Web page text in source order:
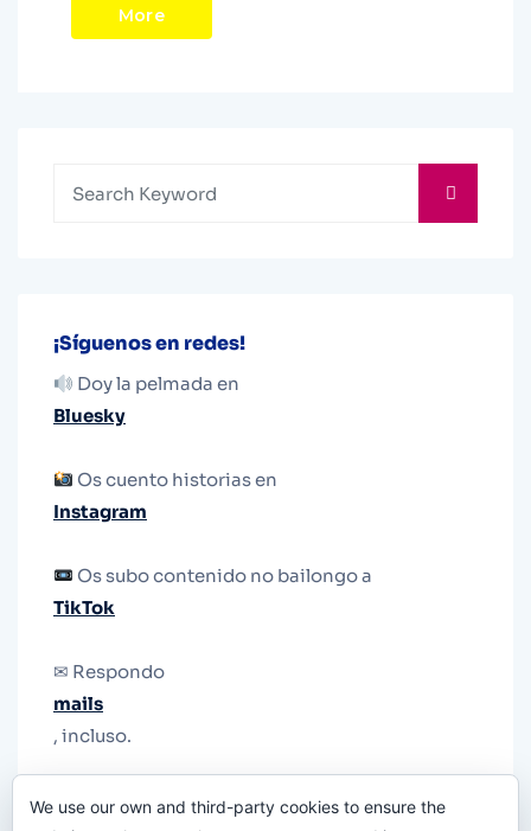
More
¡Síguenos en redes!
Doy la pelmada en
Bluesky
Os cuento historias en
Instagram
Os subo contenido no bailongo a
TikTok
✉ Respondo
mails
, incluso.
le quiten el teléfono.
We use our own and third-party cookies to ensure the